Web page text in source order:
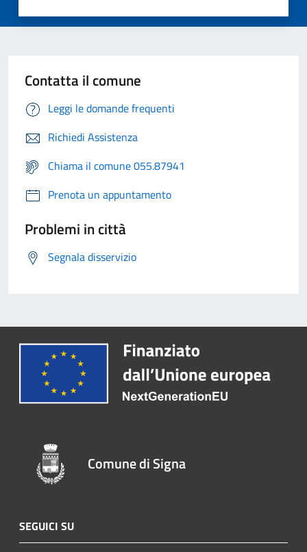
Contatta il comune
Leggi le domande frequenti
Richiedi Assistenza
Chiama il comune 055.87941
Prenota un appuntamento
Problemi in città
Segnala disservizio
Comune di Signa
SEGUICI SU